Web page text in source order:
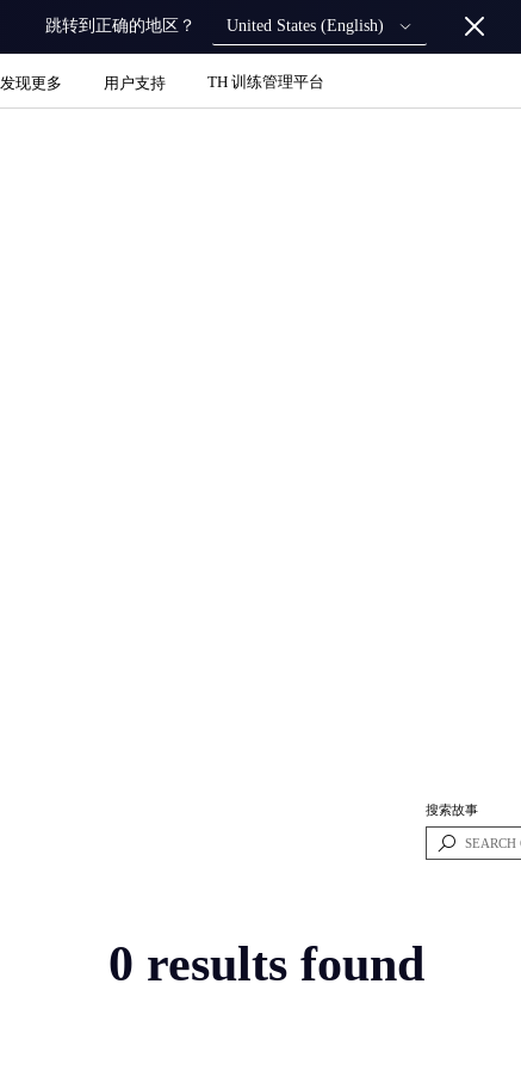
跳转到正确的地区？ United States (English)
发现更多 用户支持 TH 训练管理平台
搜索故事
0 results found